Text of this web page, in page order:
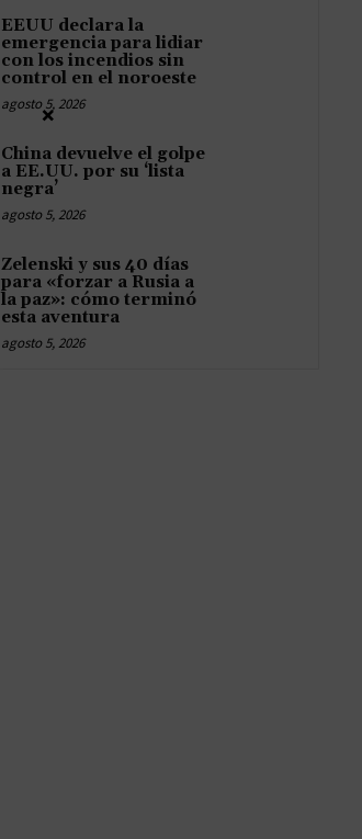
EEUU declara la
emergencia para lidiar
con los incendios sin
control en el noroeste
agosto 5, 2026
China devuelve el golpe
a EE.UU. por su ‘lista
negra’
agosto 5, 2026
Zelenski y sus 40 días
para «forzar a Rusia a
la paz»: cómo terminó
esta aventura
agosto 5, 2026
×